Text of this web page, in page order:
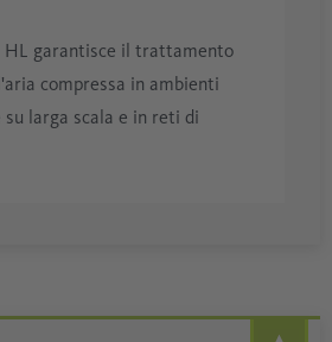
HL garantisce il trattamento
compressa in ambienti
su larga scala e in reti di